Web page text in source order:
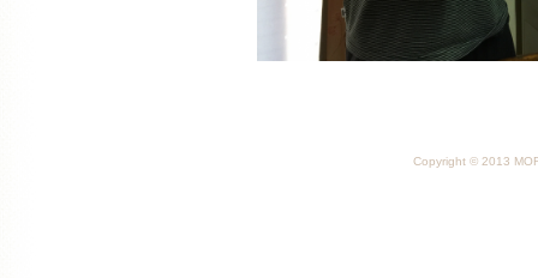
Copyright © 2013